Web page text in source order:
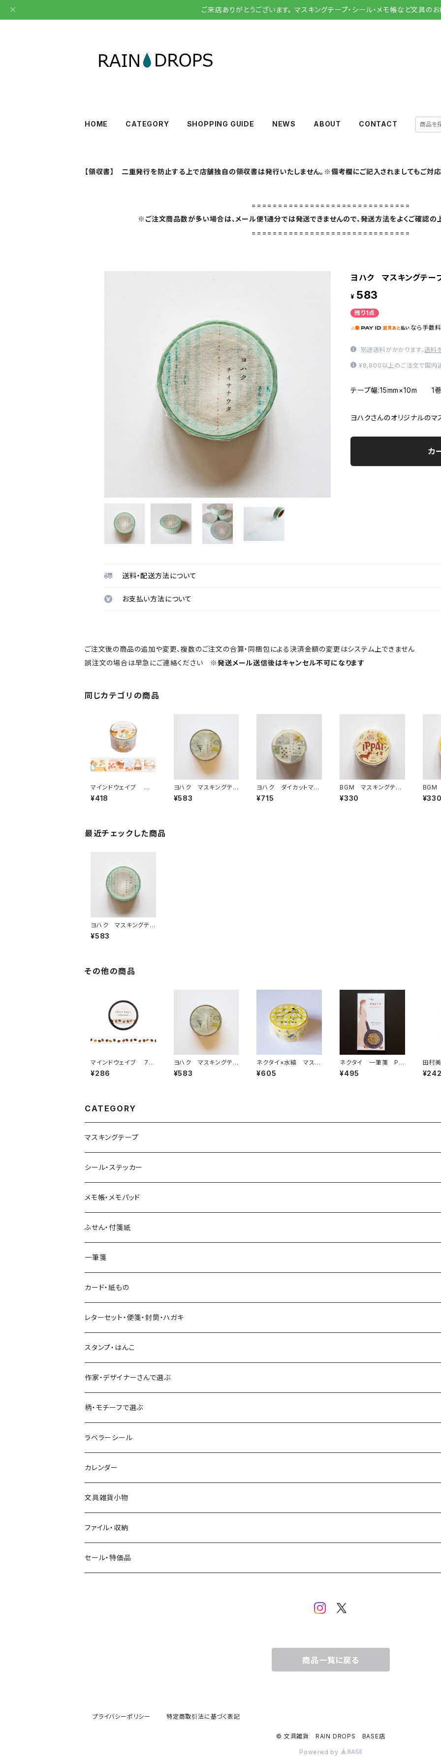
ご来店ありがとうございます。 マスキングテープ・シール・メモ帳など文具の
HOME CATEGORY SHOPPING GUIDE NEWS ABOUT CONTACT
【領収書】 二重発行を防止する上で店舗独自の領収書は発行いたしません。※備考欄にご記入されましてもご対応
==============================
※ご注文商品数が多い場合は、メール便1通分では発送できませんので、発送方法をよくご確認の
==============================
ヨハク マスキングテ
¥ 583
残り1点
なら 手数
別途送料がかかります。送料
¥8,800以上のご注文で国内
テープ幅:15mm×10m
ヨハクさんのオリジナルのマ
カ
送料・配送方法について
お支払い方法について
ご注文後の商品の追加や変更、複数のご注文の合算・同梱包による決済金額の変更はシステム上できません
誤注文の場合は早急にご連絡ください ※発送メール送信後はキャンセル不可になります
同じカテゴリの商品
マインドウェイブ 透
明クリアテープ95692
リル ストーリー bakin
¥418
ヨハク マスキングテ
ープ ラボラトリー Y-
189
¥583
ヨハク ダイカットマス
キングテープ ソナタ
YD-006
¥715
BGM マスキングテー
プ IPPAI・犬がいっぱい
¥330
BGM
プ
¥330
最近チェックした商品
ヨハク マスキングテ
ープ チイサナウタ Y
-148
¥583
その他の商品
マインドウェイブ 7m
m幅クリアテープ箔押し
95298 coffee bean
¥286
ヨハク マスキングテ
ープ ラボラトリー Y-
189
¥583
ネクタイ×水縞 マスキ
ングテープ 日々ごは
ん イエロー
¥605
ネクタイ 一筆箋 PA
STA 縦
¥495
田村
シー
¥242
CATEGORY
マスキングテープ
ヨハク
和紙
透明クリア
Hutte paper works （プロペラスタジオ）
ネクタイ
透明クリアテープ
柄・モチーフで選ぶ（マステ）
いちご・ストロベリー
フルーツ・野菜
ミモザ
お花・フラワー・グリーン・植物
マインドウェイブ
水縞
大枝活版室
星燈社
ミナペルホネン
BGM
eric
SAIEN
田村美紀
パピアプラッツ（作家もの）
シール・ステッカー
フレークシール
パピアプラッツ（作家もの）
ヨハク
ステッカーシール
マインドウェイブ
田村美紀
立体シール
メモ帳・メモパッド
ヨハク
HUTTE PAPER WORKS
表現社（作家もの）
星燈社
古川紙工
大枝活版室
ふせん・付箋紙
ヨハク
HUTTE PAPER WORKS
古川紙工
表現社（作家もの）
ロール付箋
一筆箋
カード・紙もの
レターセット・便箋・封筒・ハガキ
古川紙工
表現社（作家もの）
スタンプ・はんこ
Hutte paper works
ヨハク
作家・デザイナーさんで選ぶ
ネクタイ
Hutte paper works
ヨハク
eric
浅野みどり
西淑
柄・モチーフで選ぶ
フルーツ
食べ物・フード・スイーツ
パン・ブレッド
カフェ
コーヒー・飲み物・クリームソーダ
ラベラーシール
カレンダー
文具雑貨小物
ファイル・収納
セール・特価品
商品一覧に戻る
プライバシーポリシー 特定商取引法に基づく表記
© 文具雑貨 RAIN DROPS BASE店
Powered by